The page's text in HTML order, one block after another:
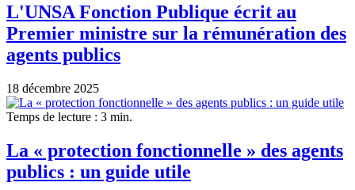
L'UNSA Fonction Publique écrit au
Premier ministre sur la rémunération des
agents publics
18 décembre 2025
Temps de lecture : 3 min.
La « protection fonctionnelle » des agents
publics : un guide utile